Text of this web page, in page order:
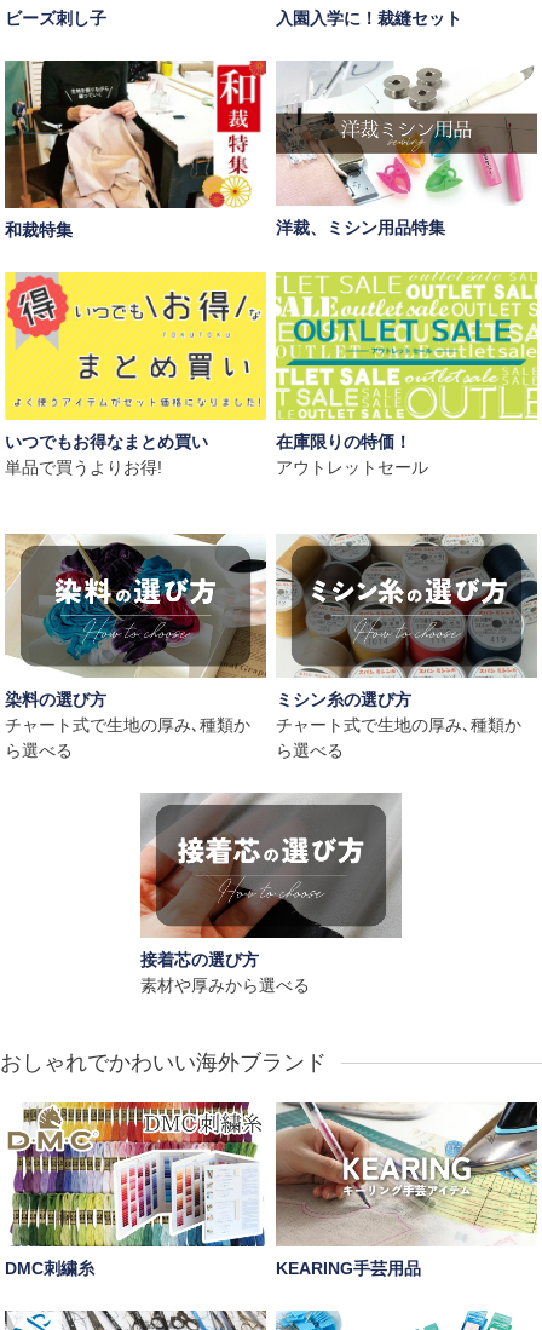
ビーズ刺し子 入園入学に！裁縫セット
和裁特集 洋裁、ミシン用品特集
いつでもお得なまとめ買い
単品で買うよりお得!
在庫限りの特価！
アウトレットセール
染料の選び方
チャート式で生地の厚み､種類か
ら選べる
ミシン糸の選び方
チャート式で生地の厚み､種類か
ら選べる
接着芯の選び方
素材や厚みから選べる
おしゃれでかわいい海外ブランド
DMC刺繍糸 KEARING手芸用品